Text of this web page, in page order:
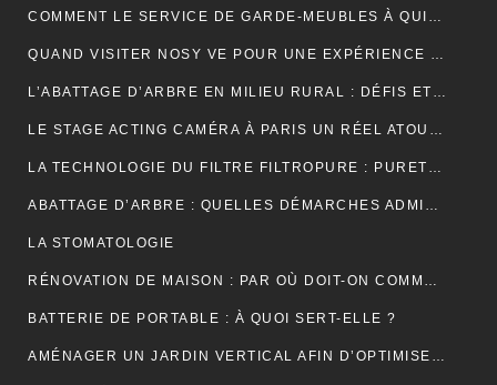
COMMENT LE SERVICE DE GARDE-MEUBLES À QUIMPER PEUT-IL SIMPLIFIER VOTRE DÉMÉNAGEMENT ET PROTÉGER VOS BIENS ?
QUAND VISITER NOSY VE POUR UNE EXPÉRIENCE INOUBLIABLE ?
L’ABATTAGE D’ARBRE EN MILIEU RURAL : DÉFIS ET SOLUTIONS
LE STAGE ACTING CAMÉRA À PARIS UN RÉEL ATOUT POUR VOTRE CARRIÈRE DE COMÉDIEN ?
LA TECHNOLOGIE DU FILTRE FILTROPURE : PURETÉ ET PERFORMANCE
ABATTAGE D’ARBRE : QUELLES DÉMARCHES ADMINISTRATIVES ?
LA STOMATOLOGIE
RÉNOVATION DE MAISON : PAR OÙ DOIT-ON COMMENCER ?
BATTERIE DE PORTABLE : À QUOI SERT-ELLE ?
AMÉNAGER UN JARDIN VERTICAL AFIN D’OPTIMISER L’UTILISATION DE L’ESPACE EXTÉRIEUR.